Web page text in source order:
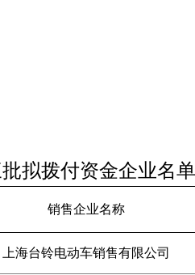
拟拨付资金企业名单
销售企业名称
上海台铃电动车销售有限公司